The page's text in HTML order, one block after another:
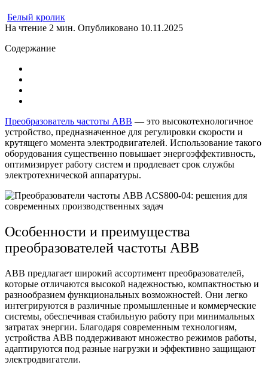
Белый кролик
На чтение 2 мин. Опубликовано 10.11.2025
Содержание
Преобразователь частоты ABB — это высокотехнологичное
устройство, предназначенное для регулировки скорости и
крутящего момента электродвигателей. Использование такого
оборудования существенно повышает энергоэффективность,
оптимизирует работу систем и продлевает срок службы
электротехнической аппаратуры.
Особенности и преимущества
преобразователей частоты ABB
ABB предлагает широкий ассортимент преобразователей,
которые отличаются высокой надежностью, компактностью и
разнообразием функциональных возможностей. Они легко
интегрируются в различные промышленные и коммерческие
системы, обеспечивая стабильную работу при минимальных
затратах энергии. Благодаря современным технологиям,
устройства ABB поддерживают множество режимов работы,
адаптируются под разные нагрузки и эффективно защищают
электродвигатели.